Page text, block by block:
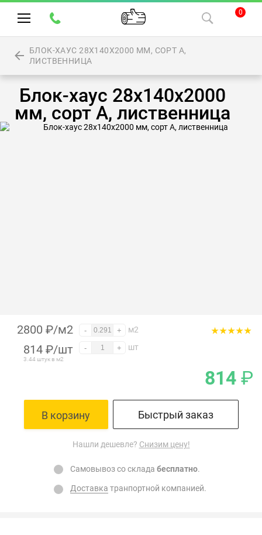
0
БЛОК-ХАУС 28Х140Х2000 ММ, СОРТ А,
ЛИСТВЕННИЦА
Блок-хаус 28х140х2000
мм, сорт А, лиственница
2800 ₽/м2 - + м2
814 ₽/шт
3.44 штук в м2
- + шт
814 ₽
В корзину Быстрый заказ
Нашли дешевле? Снизим цену!
Самовывоз со склада бесплатно.
Доставка транпортной компанией.